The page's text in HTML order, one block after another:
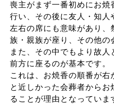
喪主がまず一番初めにお焼
行い、その後に友人・知人
左右の席にも意味があり、
族・親族が座り、その他の
また、その中でもより故
前方に座るのが基本です。
これは、お焼香の順番が右
と近しかった会葬者から
ることが理由となっていま